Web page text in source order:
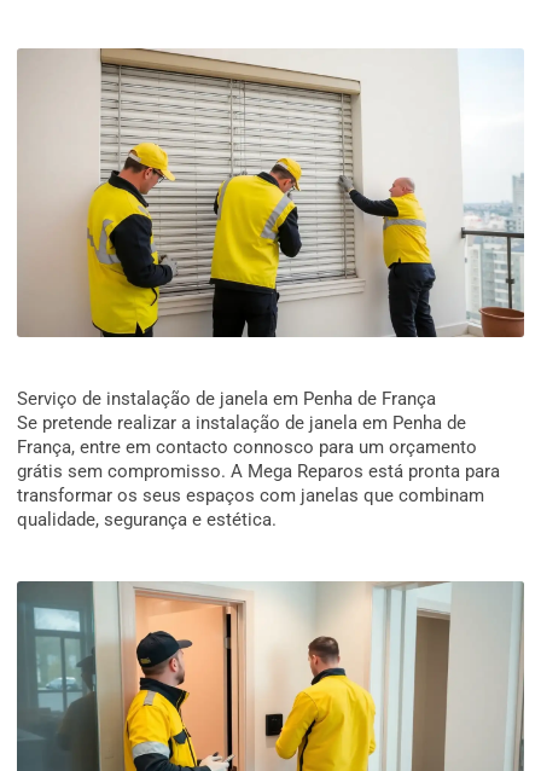
Serviço de instalação de janela em Penha de França
Se pretende realizar a instalação de janela em Penha de
França, entre em contacto connosco para um orçamento
grátis sem compromisso. A Mega Reparos está pronta para
transformar os seus espaços com janelas que combinam
qualidade, segurança e estética.